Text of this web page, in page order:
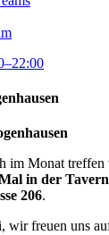
im Monat treffen
in der
206.
wir freuen uns